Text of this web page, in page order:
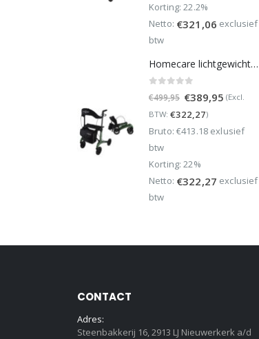
Korting: 22.2%
Netto: €321,06 exclusief
btw
Homecare lichtgewicht Rollator van 5,8 kg – Carbon rollator tot 150 kg draaggewicht – Dubbel opvouwbaar en inclusief reistas - Groen
€499,95 Oorspronkelijke
prijs
was:
€389,95 Huidige
is:
(Excl.
BTW: €322,27)
Bruto: €413.18 exlusief
btw
Korting: 22%
Netto: €322,27 exclusief
btw
CONTACT
Adres:
Steenbakkerij 16, 2913 LJ Nieuwerkerk a/d